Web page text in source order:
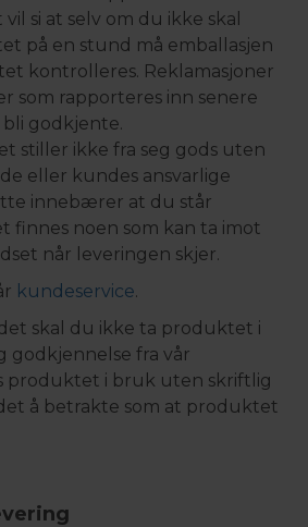
si at selv om du ikke skal
på en stund må emballasjen
kontrolleres. Reklamasjoner
som rapporteres inn senere
godkjente.
stiller ikke fra seg gods uten
eller kundes ansvarlige
innebærer at du står
finnes noen som kan ta imot
når leveringen skjer.
kundeservice.
skal du ikke ta produktet i
godkjennelse fra vår
produktet i bruk uten skriftlig
å betrakte som at produktet